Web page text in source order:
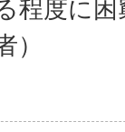
程度に